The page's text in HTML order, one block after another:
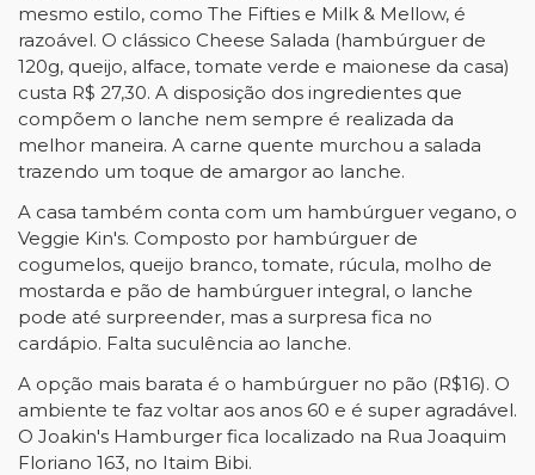
mesmo estilo, como The Fifties e Milk & Mellow, é
razoável. O clássico Cheese Salada (hambúrguer de
120g, queijo, alface, tomate verde e maionese da casa)
custa R$ 27,30. A disposição dos ingredientes que
compõem o lanche nem sempre é realizada da
melhor maneira. A carne quente murchou a salada
trazendo um toque de amargor ao lanche.
A casa também conta com um hambúrguer vegano, o
Veggie Kin's. Composto por hambúrguer de
cogumelos, queijo branco, tomate, rúcula, molho de
mostarda e pão de hambúrguer integral, o lanche
pode até surpreender, mas a surpresa fica no
cardápio. Falta suculência ao lanche.
A opção mais barata é o hambúrguer no pão (R$16). O
ambiente te faz voltar aos anos 60 e é super agradável.
O Joakin's Hamburger fica localizado na Rua Joaquim
Floriano 163, no Itaim Bibi.